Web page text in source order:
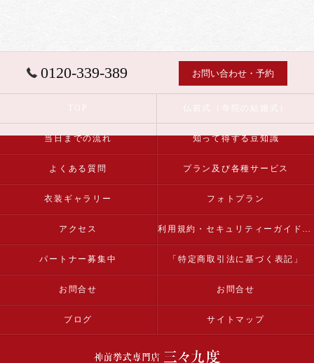
0120-339-389 お問い合わせ・予約
当日までの流れ 知って得する豆知識
よくある質問 プラン及び各種サービス
衣装ギャラリー フォトプラン
アクセス 利用規約・セキュリティーガイドライン
パートナー募集中 「特定商取引法に基づく表記」
お問合せ お問合せ
ブログ サイトマップ